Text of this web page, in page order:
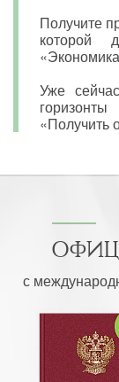
Получите
которой
Уже
«Получить
с